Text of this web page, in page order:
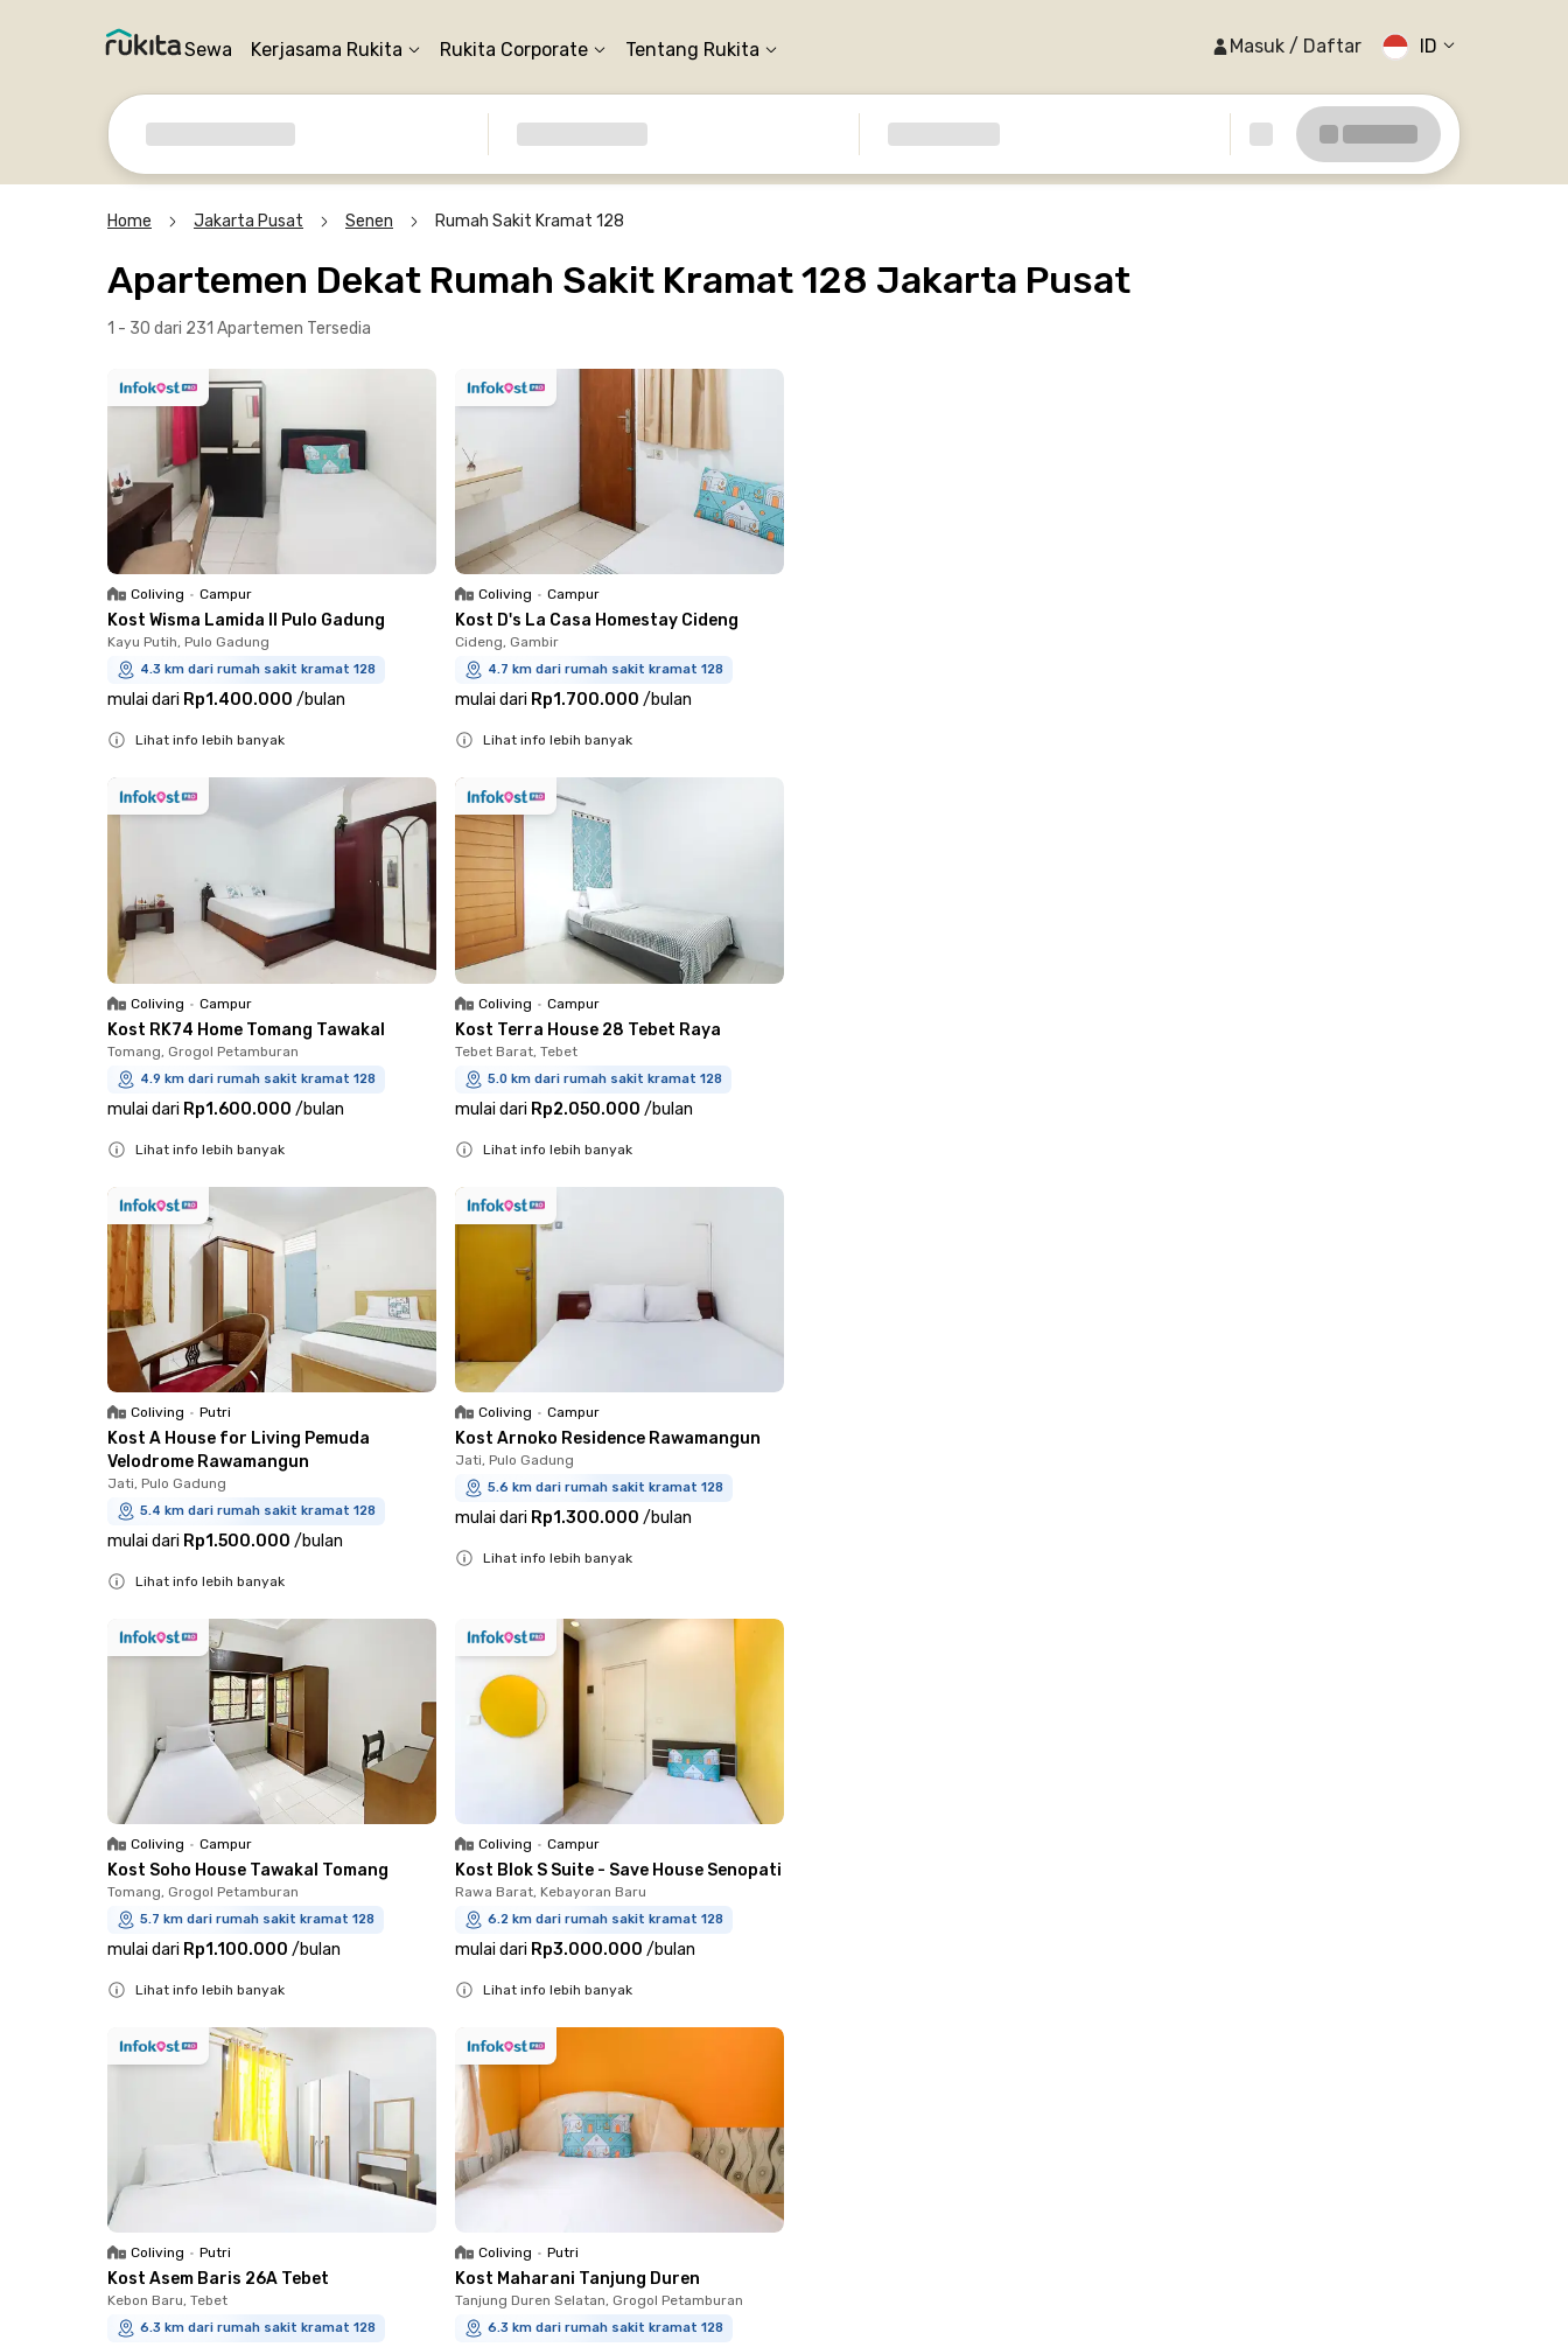
Sewa Kerjasama Rukita Rukita Corporate Tentang Rukita Masuk / Daftar ID
Home Jakarta Pusat Senen Rumah Sakit Kramat 128
Apartemen Dekat Rumah Sakit Kramat 128 Jakarta Pusat
1 - 30 dari 231 Apartemen Tersedia
Coliving • Campur
Kost Wisma Lamida II Pulo Gadung
Kayu Putih, Pulo Gadung
4.3 km dari rumah sakit kramat 128
mulai dari Rp1.400.000 /bulan
Lihat info lebih banyak
Coliving • Campur
Kost D's La Casa Homestay Cideng
Cideng, Gambir
4.7 km dari rumah sakit kramat 128
mulai dari Rp1.700.000 /bulan
Lihat info lebih banyak
Coliving • Campur
Kost RK74 Home Tomang Tawakal
Tomang, Grogol Petamburan
4.9 km dari rumah sakit kramat 128
mulai dari Rp1.600.000 /bulan
Lihat info lebih banyak
Coliving • Campur
Kost Terra House 28 Tebet Raya
Tebet Barat, Tebet
5.0 km dari rumah sakit kramat 128
mulai dari Rp2.050.000 /bulan
Lihat info lebih banyak
Coliving • Putri
Kost A House for Living Pemuda
Velodrome Rawamangun
Jati, Pulo Gadung
5.4 km dari rumah sakit kramat 128
mulai dari Rp1.500.000 /bulan
Lihat info lebih banyak
Coliving • Campur
Kost Arnoko Residence Rawamangun
Jati, Pulo Gadung
5.6 km dari rumah sakit kramat 128
mulai dari Rp1.300.000 /bulan
Lihat info lebih banyak
Coliving • Campur
Kost Soho House Tawakal Tomang
Tomang, Grogol Petamburan
5.7 km dari rumah sakit kramat 128
mulai dari Rp1.100.000 /bulan
Lihat info lebih banyak
Coliving • Campur
Kost Blok S Suite - Save House Senopati
Rawa Barat, Kebayoran Baru
6.2 km dari rumah sakit kramat 128
mulai dari Rp3.000.000 /bulan
Lihat info lebih banyak
Coliving • Putri
Kost Asem Baris 26A Tebet
Kebon Baru, Tebet
6.3 km dari rumah sakit kramat 128
Coliving • Putri
Kost Maharani Tanjung Duren
Tanjung Duren Selatan, Grogol Petamburan
6.3 km dari rumah sakit kramat 128